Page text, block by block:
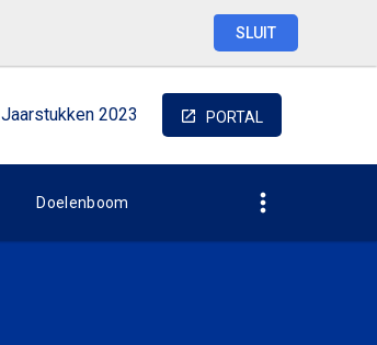
SLUIT
Jaarstukken 2023 PORTAL
Doelenboom